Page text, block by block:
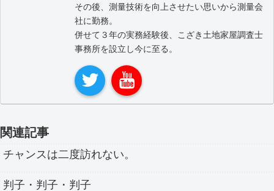
その後、測量技術を向上させたい思いから測量会
社に勤務。
併せて３年の実務経験後、こざき土地家屋調査士
事務所を設立し今に至る。
関連記事
チャンスは二度訪れない。
判子・判子・判子